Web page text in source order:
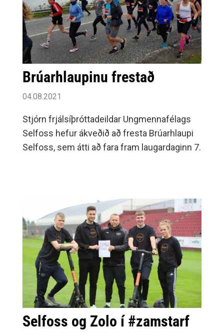
Brúarhlaupinu frestað
04.08.2021
Stjórn frjálsíþróttadeildar Ungmennafélags
Selfoss hefur ákveðið að fresta Brúarhlaupi
Selfoss, sem átti að fara fram laugardaginn 7.
Selfoss og Zolo í #zamstarf